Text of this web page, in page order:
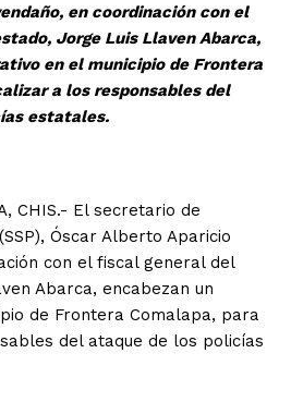
en coordinación con el
Jorge Luis Llaven Abarca,
en el municipio de Frontera
a los responsables del
estatales.
CHIS.- El secretario de
Óscar Alberto Aparicio
con el fiscal general del
Abarca, encabezan un
de Frontera Comalapa, para
del ataque de los policías